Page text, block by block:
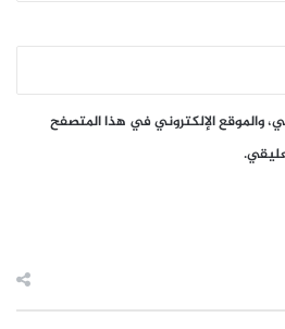
والموقع الإلكتروني في هذا المتصفح